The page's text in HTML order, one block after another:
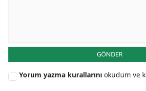
GÖNDER
Yorum yazma kurallarını okudum ve